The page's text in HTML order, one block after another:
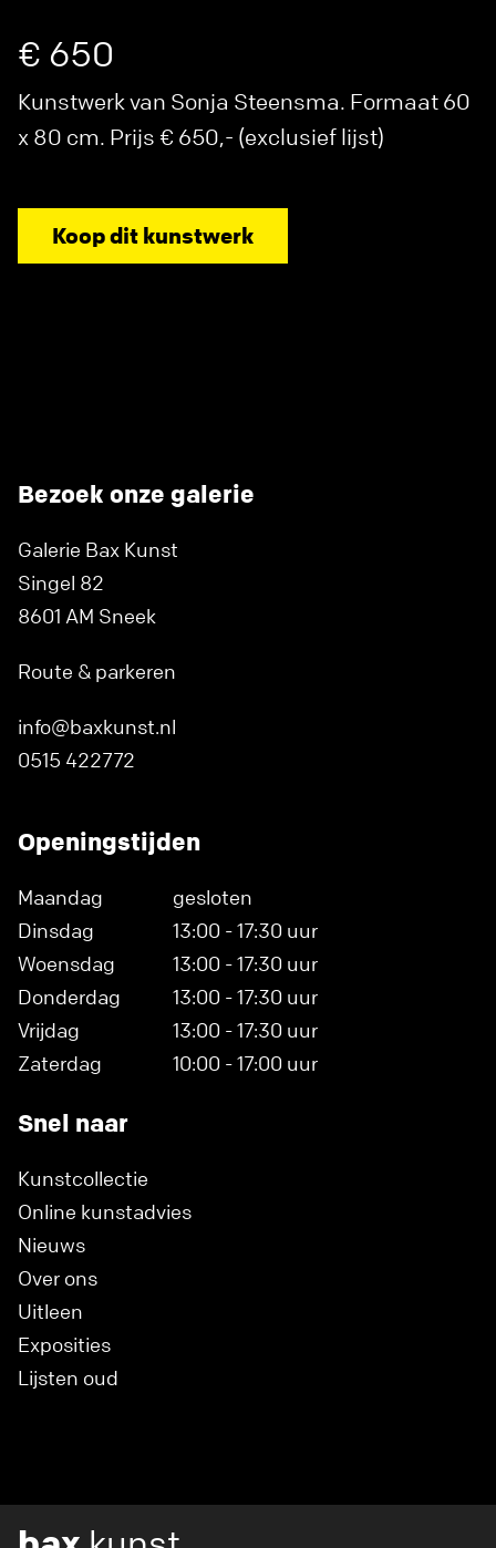
€ 650
Kunstwerk van Sonja Steensma. Formaat 60
x 80 cm. Prijs € 650,- (exclusief lijst)
Koop dit kunstwerk
Bezoek onze galerie
Galerie Bax Kunst
Singel 82
8601 AM Sneek
Route & parkeren
info@baxkunst.nl
0515 422772
Openingstijden
Maandag
gesloten
Dinsdag
13:00 - 17:30 uur
Woensdag
13:00 - 17:30 uur
Donderdag
13:00 - 17:30 uur
Vrijdag
13:00 - 17:30 uur
Zaterdag
10:00 - 17:00 uur
Snel naar
Kunstcollectie
Online kunstadvies
Nieuws
Over ons
Uitleen
Exposities
Lijsten oud